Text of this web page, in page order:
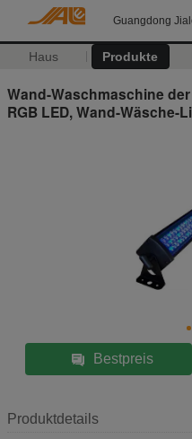
Guangdong
Haus Produkte
Wand-Waschmaschine
RGB LED, Wand-Wäsche-
Bestpreis
Produktdetails